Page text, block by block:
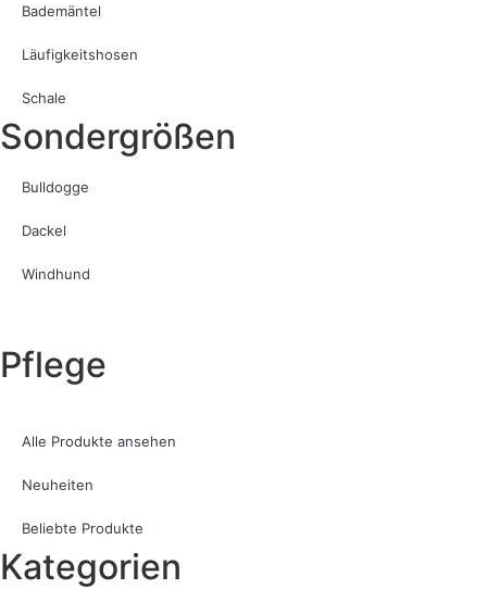
Bademäntel
Läufigkeitshosen
Schale
Sondergrößen
Bulldogge
Dackel
Windhund
Pflege
Alle Produkte ansehen
Neuheiten
Beliebte Produkte
Kategorien